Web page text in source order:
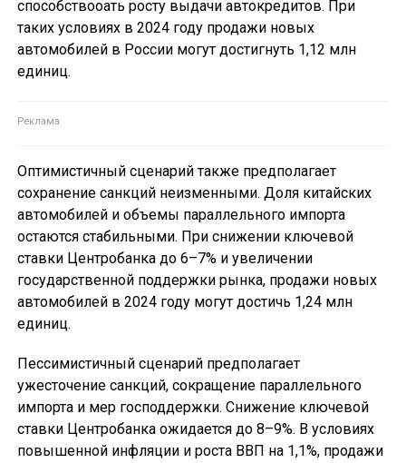
способствооать росту выдачи автокредитов. При
таких условиях в 2024 году продажи новых
автомобилей в России могут достигнуть 1,12 млн
единиц.
Оптимистичный сценарий также предполагает
сохранение санкций неизменными. Доля китайских
автомобилей и объемы параллельного импорта
остаются стабильными. При снижении ключевой
ставки Центробанка до 6–7% и увеличении
государственной поддержки рынка, продажи новых
автомобилей в 2024 году могут достичь 1,24 млн
единиц.
Пессимистичный сценарий предполагает
ужесточение санкций, сокращение параллельного
импорта и мер господдержки. Снижение ключевой
ставки Центробанка ожидается до 8–9%. В условиях
повышенной инфляции и роста ВВП на 1,1%, продажи